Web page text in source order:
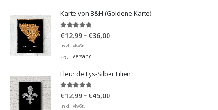
Karte von B&H (Goldene Karte)
4.98von 5
€12,99– €36,00Preisspanne:
Inkl. MwSt.
zzgl. Versand
Fleur de Lys-Silber Lilien
4.95von 5
€12,99– €45,00Preisspanne:
Inkl. MwSt.